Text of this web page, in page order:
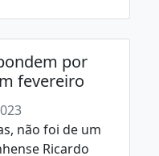
por
fevereiro
não foi de um
Ricardo